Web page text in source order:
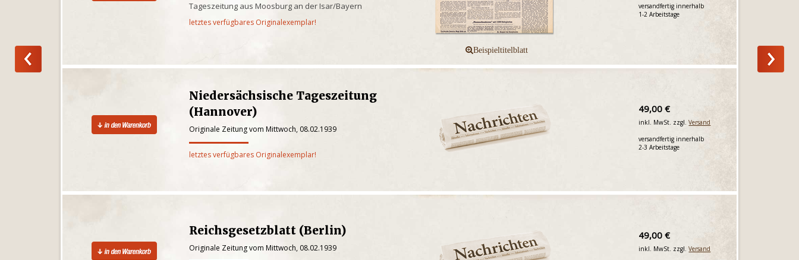
Tageszeitung aus Moosburg an der Isar/Bayern
letztes verfügbares Originalexemplar!
versandfertig innerhalb
1-2 Arbeitstage
Niedersächsische Tageszeitung
(Hannover)
Originale Zeitung vom Mittwoch, 08.02.1939
letztes verfügbares Originalexemplar!
49,00 €
inkl. MwSt. zzgl.Versand
versandfertig innerhalb
2-3 Arbeitstage
Reichsgesetzblatt (Berlin)
Originale Zeitung vom Mittwoch, 08.02.1939
49,00 €
inkl. MwSt. zzgl.Versand